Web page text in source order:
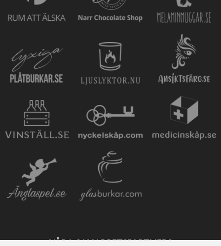
VÅRA SAMARBETSPARTNERS